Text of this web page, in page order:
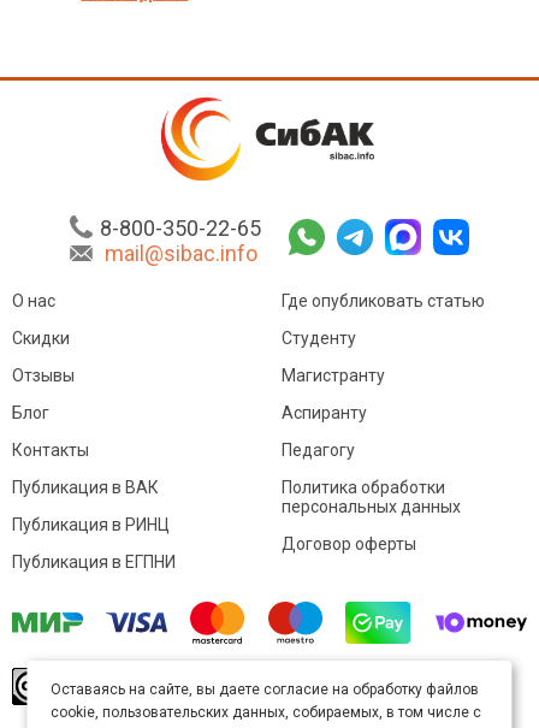
8-800-350-22-65
mail@sibac.info
О нас
Скидки
Отзывы
Блог
Контакты
Где опубликовать статью
Студенту
Магистранту
Аспиранту
Педагогу
Публикация в ВАК
Публикация в РИНЦ
Публикация в ЕГПНИ
Политика обработки
персональных данных
Договор оферты
произведение доступно полицензии Creative
Commons «Attribution» («Атрибуция») 4.0
Оставаясь на сайте, вы даете согласие на обработку файлов
cookie, пользовательских данных, собираемых, в том числе с